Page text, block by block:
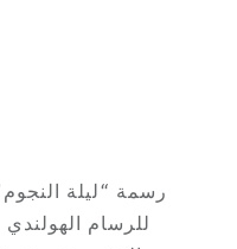
رسمة “ليلة
للرسام